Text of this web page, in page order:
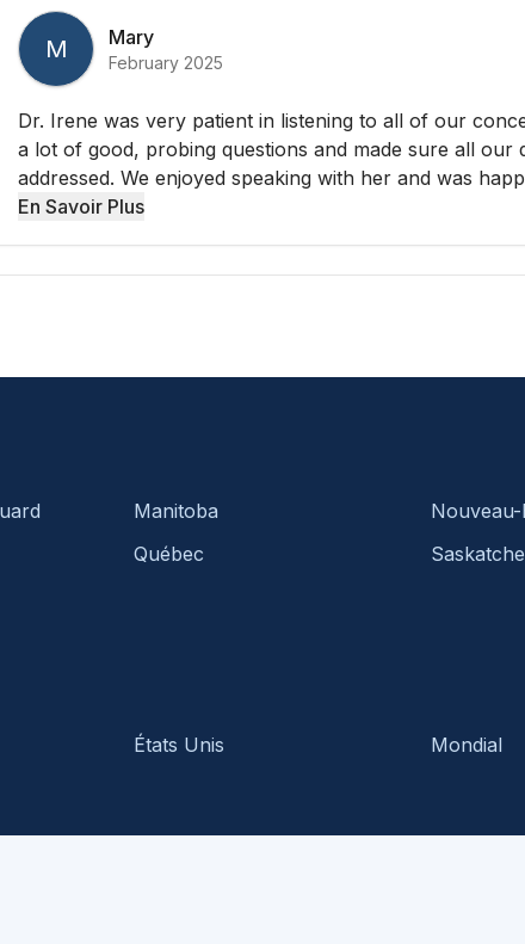
M Mary
February 2025
Dr. Irene was very patient in listening to all of our
a lot of good, probing questions and made sure all our
addressed. We enjoyed speaking with her and was
En Savoir Plus
Manitoba
Québec
États Unis Mondial